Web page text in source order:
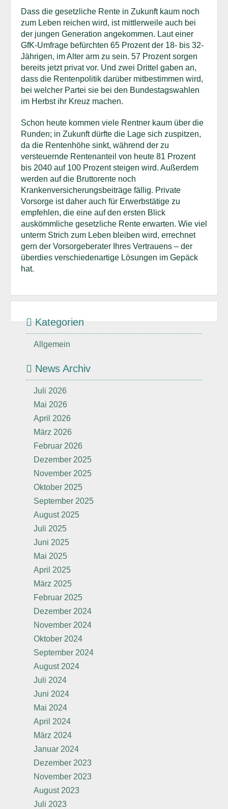
Dass die gesetzliche Rente in Zukunft kaum noch
zum Leben reichen wird, ist mittlerweile auch bei
der jungen Generation angekommen. Laut einer
GfK-Umfrage befürchten 65 Prozent der 18- bis 32-
Jährigen, im Alter arm zu sein. 57 Prozent sorgen
bereits jetzt privat vor. Und zwei Drittel gaben an,
dass die Rentenpolitik darüber mitbestimmen wird,
bei welcher Partei sie bei den Bundestagswahlen
im Herbst ihr Kreuz machen.
Schon heute kommen viele Rentner kaum über die
Runden; in Zukunft dürfte die Lage sich zuspitzen,
da die Rentenhöhe sinkt, während der zu
versteuernde Rentenanteil von heute 81 Prozent
bis 2040 auf 100 Prozent steigen wird. Außerdem
werden auf die Bruttorente noch
Krankenversicherungsbeiträge fällig. Private
Vorsorge ist daher auch für Erwerbstätige zu
empfehlen, die eine auf den ersten Blick
auskömmliche gesetzliche Rente erwarten. Wie viel
unterm Strich zum Leben bleiben wird, errechnet
gern der Vorsorgeberater Ihres Vertrauens – der
überdies verschiedenartige Lösungen im Gepäck
hat.
Kategorien
Allgemein
News Archiv
Juli 2026
Mai 2026
April 2026
März 2026
Februar 2026
Dezember 2025
November 2025
Oktober 2025
September 2025
August 2025
Juli 2025
Juni 2025
Mai 2025
April 2025
März 2025
Februar 2025
Dezember 2024
November 2024
Oktober 2024
September 2024
August 2024
Juli 2024
Juni 2024
Mai 2024
April 2024
März 2024
Januar 2024
Dezember 2023
November 2023
August 2023
Juli 2023